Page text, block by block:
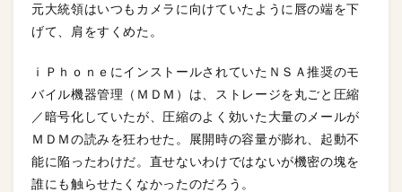
元大統領はいつもカメラに向けていたように唇の端を下
げて、肩をすくめた。
ｉＰｈｏｎｅにインストールされていたＮＳＡ推奨のモ
バイル機器管理（ＭＤＭ）は、ストレージを丸ごと圧縮
／暗号化していたが、圧縮のよく効いた大量のメールが
ＭＤＭの読みを狂わせた。展開時の容量が膨れ、起動不
能に陥ったわけだ。直せないわけではないが機密の塊を
誰にも触らせたくなかったのだろう。